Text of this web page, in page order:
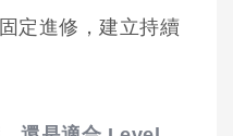
定進修，建立持續